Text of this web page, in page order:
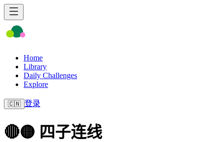
Home
Library
Daily Challenges
Explore
🇨🇳 登录
🔴🟡 四子连线